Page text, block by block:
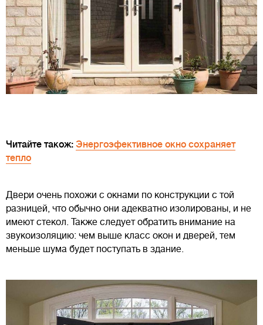
Читайте також: Энергоэфективное окно сохраняет
тепло
Двери очень похожи с окнами по конструкции с той
разницей, что обычно они адекватно изолированы, и не
имеют стекол. Также следует обратить внимание на
звукоизоляцию: чем выше класс окон и дверей, тем
меньше шума будет поступать в здание.